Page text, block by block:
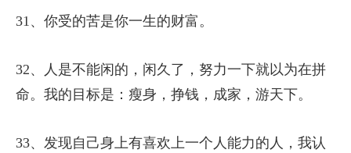
31、你受的苦是你一生的财富。
32、人是不能闲的，闲久了，努力一下就以为在拼
命。我的目标是：瘦身，挣钱，成家，游天下。
33、发现自己身上有喜欢上一个人能力的人，我认